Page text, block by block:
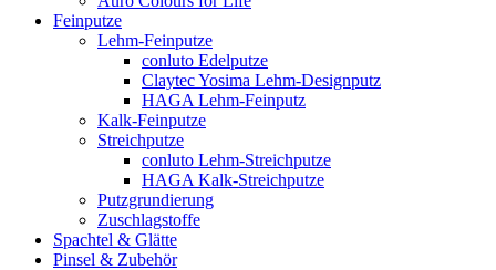
Feinputze
Lehm-Feinputze
conluto Edelputze
Claytec Yosima Lehm-Designputz
HAGA Lehm-Feinputz
Kalk-Feinputze
Streichputze
conluto Lehm-Streichputze
HAGA Kalk-Streichputze
Putzgrundierung
Zuschlagstoffe
Spachtel & Glätte
Pinsel & Zubehör